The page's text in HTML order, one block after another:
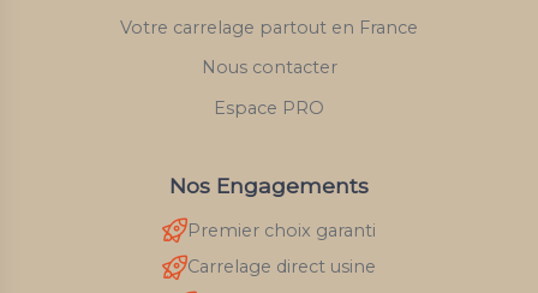
Votre carrelage partout en France
Nous contacter
Espace PRO
Nos Engagements
Premier choix garanti
Carrelage direct usine